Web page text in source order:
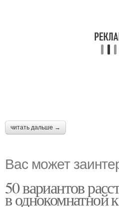
читать дальше →
Вас может
50 вариантов
в однокомнатной